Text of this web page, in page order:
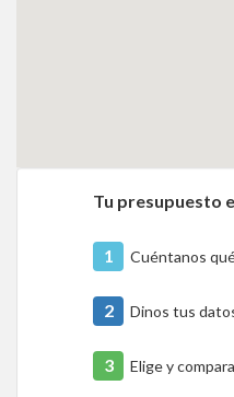
Tu presupuesto
1 Cuéntanos
2 Dinos tus
3 Elige y